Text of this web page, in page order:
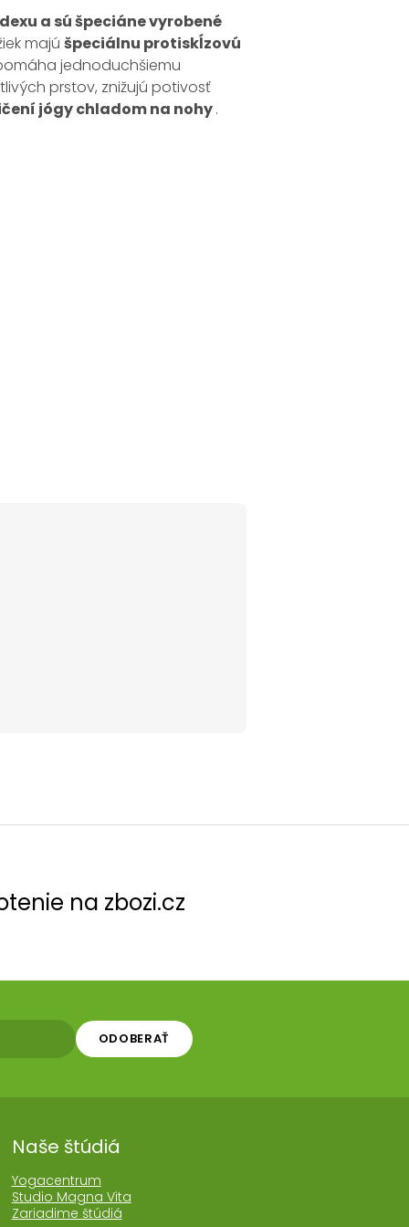
a sú špeciáne vyrobené
majú špeciálnu protiskĺzovú
jednoduchšiemu
prstov, znižujú potivosť
jógy chladom na nohy.
na zbozi.cz
ODOBERAŤ
Naše štúdiá
Yogacentrum
Studio Magna Vita
Zariadime štúdiá